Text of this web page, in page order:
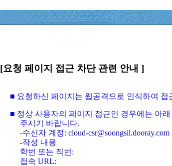
[요청 페이지 접근 차단 관련 안내 ]
■ 요청하신 페이지는 웹공격으로 인식하여 접
■ 정상 사용자의 페이지 접근인 경우에는 아
주시기 바랍니다.
-수신자 계정: cloud-csr@soongsil.dooray.com
-작성 내용
학번 또는 직번:
접속 URL: